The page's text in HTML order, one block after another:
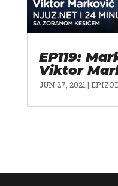
EP119:
Viktor
JUN 27, 2021 |